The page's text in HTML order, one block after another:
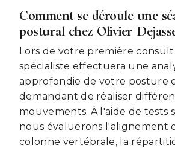
Comment se déroule une
postural chez Olivier
Lors de votre première
spécialiste effectuera une
approfondie de votre posture
demandant de réaliser
mouvements. À l'aide de tests
nous évaluerons l'alignement
colonne vertébrale, la